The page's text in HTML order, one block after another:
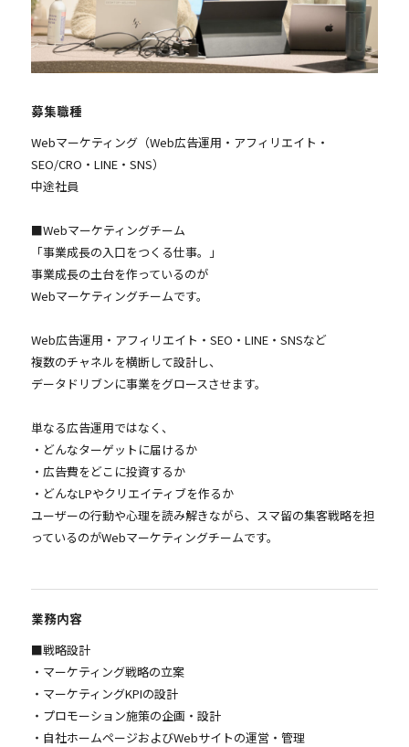
募集職種
Webマーケティング（Web広告運用・アフィリエイト・
SEO/CRO・LINE・SNS）
中途社員
■Webマーケティングチーム
「事業成長の入口をつくる仕事。」
事業成長の土台を作っているのが
Webマーケティングチームです。
Web広告運用・アフィリエイト・SEO・LINE・SNSなど
複数のチャネルを横断して設計し、
データドリブンに事業をグロースさせます。
単なる広告運用ではなく、
・どんなターゲットに届けるか
・広告費をどこに投資するか
・どんなLPやクリエイティブを作るか
ユーザーの行動や心理を読み解きながら、スマ留の集客戦略を担
っているのがWebマーケティングチームです。
業務内容
■戦略設計
・マーケティング戦略の立案
・マーケティングKPIの設計
・プロモーション施策の企画・設計
・自社ホームページおよびWebサイトの運営・管理